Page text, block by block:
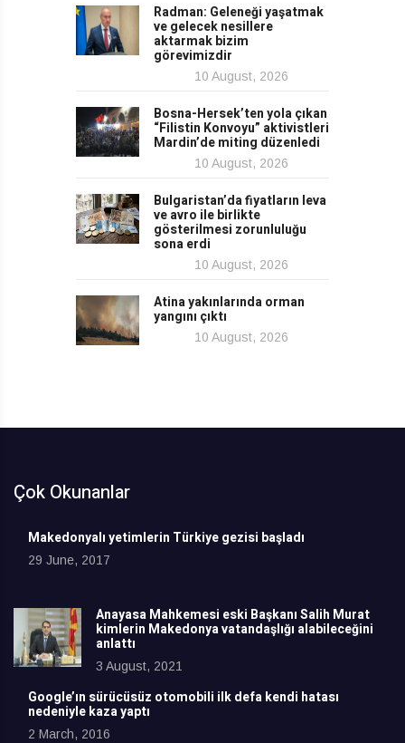
Radman: Geleneği yaşatmak
ve gelecek nesillere
aktarmak bizim
görevimizdir
10 August, 2026
Bosna-Hersek’ten yola çıkan
“Filistin Konvoyu” aktivistleri
Mardin’de miting düzenledi
10 August, 2026
Bulgaristan’da fiyatların leva
ve avro ile birlikte
gösterilmesi zorunluluğu
sona erdi
10 August, 2026
Atina yakınlarında orman
yangını çıktı
10 August, 2026
Çok Okunanlar
Makedonyalı yetimlerin Türkiye gezisi başladı
29 June, 2017
Anayasa Mahkemesi eski Başkanı Salih Murat
kimlerin Makedonya vatandaşlığı alabileceğini
anlattı
3 August, 2021
Google’ın sürücüsüz otomobili ilk defa kendi hatası
nedeniyle kaza yaptı
2 March, 2016